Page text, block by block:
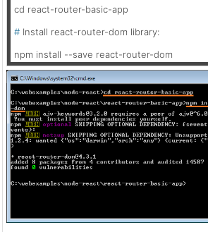
# Install react-router-dom library:
npm install --save react-router-dom